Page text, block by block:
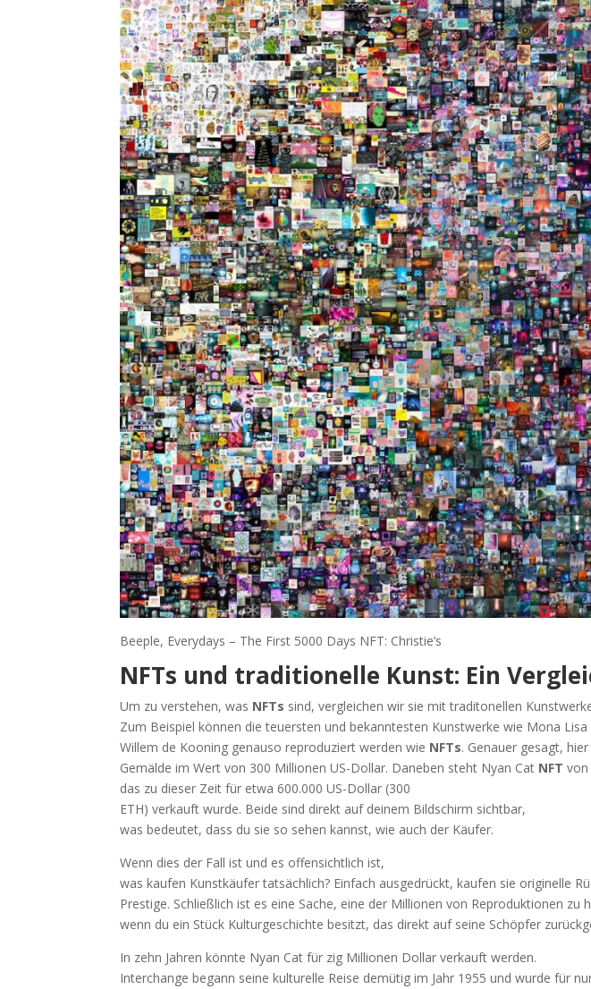
Beeple, Everydays – The First 5000 Days NFT: Christie’s
NFTs und traditionelle Kunst: Ein
Um zu verstehen, was NFTs sind, vergleichen wir sie mit traditonellen
Zum Beispiel können die teuersten und bekanntesten Kunstwerke wie Mona
Willem de Kooning genauso reproduziert werden wie NFTs. Genauer gesagt,
Gemälde im Wert von 300 Millionen US-Dollar. Daneben steht Nyan Cat NFTvon
das zu dieser Zeit für etwa 600.000 US-Dollar (300
ETH) verkauft wurde. Beide sind direkt auf deinem Bildschirm sichtbar,
was bedeutet, dass du sie so sehen kannst, wie auch der Käufer.
Wenn dies der Fall ist und es offensichtlich ist,
was kaufen Kunstkäufer tatsächlich? Einfach ausgedrückt, kaufen sie originelle
Prestige. Schließlich ist es eine Sache, eine der Millionen von Reproduktionen zu
wenn du ein Stück Kulturgeschichte besitzt, das direkt auf seine Schöpfer
In zehn Jahren könnte Nyan Cat für zig Millionen Dollar verkauft werden.
Interchange begann seine kulturelle Reise demütig im Jahr 1955 und wurde für